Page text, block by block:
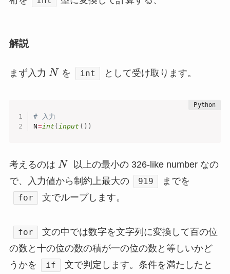
解説
まず入力 N を int として受け取ります。
# 入力
N=int ( input ( ) )
考えるのは N
以上の最小の 326-like number なの
で、入力値から制約上最大の
919 までを
for 文でループします。
for
文の中では数字を文字列に変換して百の位
の数と十の位の数の積が一の位の数と等しいかど
うかを
if
文で判定します。条件を満たしたと